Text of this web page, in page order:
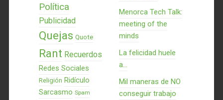
Política
Publicidad
Quejas Quote
Rant Recuerdos
Redes Sociales
Religión Ridículo
Sarcasmo Spam
Menorca Tech Talk:
meeting of the
minds
La felicidad huele
a...
Mil maneras de NO
conseguir trabajo